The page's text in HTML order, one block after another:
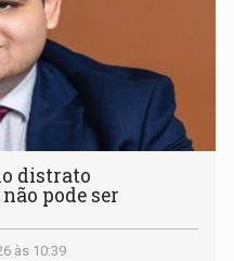
distrato
pode ser
às 10:39